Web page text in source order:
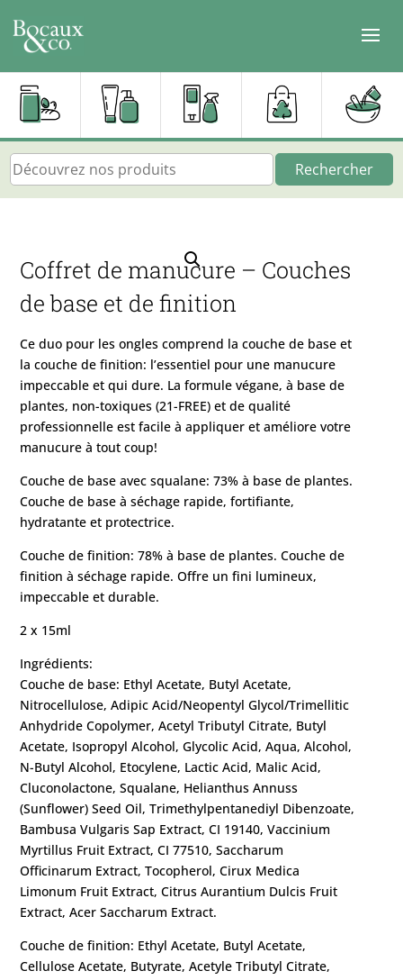
Rechercher
Coffret de manucure – Couches
de base et de finition
Ce duo pour les ongles comprend la couche de base et
la couche de finition: l’essentiel pour une manucure
impeccable et qui dure. La formule végane, à base de
plantes, non-toxiques (21-FREE) et de qualité
professionnelle est facile à appliquer et améliore votre
manucure à tout coup!
Couche de base avec squalane: 73% à base de plantes.
Couche de base à séchage rapide, fortifiante,
hydratante et protectrice.
Couche de finition: 78% à base de plantes. Couche de
finition à séchage rapide. Offre un fini lumineux,
impeccable et durable.
2 x 15ml
Ingrédients:
Couche de base: Ethyl Acetate, Butyl Acetate,
Nitrocellulose, Adipic Acid/Neopentyl Glycol/Trimellitic
Anhydride Copolymer, Acetyl Tributyl Citrate, Butyl
Acetate, Isopropyl Alcohol, Glycolic Acid, Aqua, Alcohol,
N-Butyl Alcohol, Etocylene, Lactic Acid, Malic Acid,
Cluconolactone, Squalane, Helianthus Annuss
(Sunflower) Seed Oil, Trimethylpentanediyl Dibenzoate,
Bambusa Vulgaris Sap Extract, CI 19140, Vaccinium
Myrtillus Fruit Extract, CI 77510, Saccharum
Officinarum Extract, Tocopherol, Cirux Medica
Limonum Fruit Extract, Citrus Aurantium Dulcis Fruit
Extract, Acer Saccharum Extract.
Couche de finition: Ethyl Acetate, Butyl Acetate,
Cellulose Acetate, Butyrate, Acetyle Tributyl Citrate,